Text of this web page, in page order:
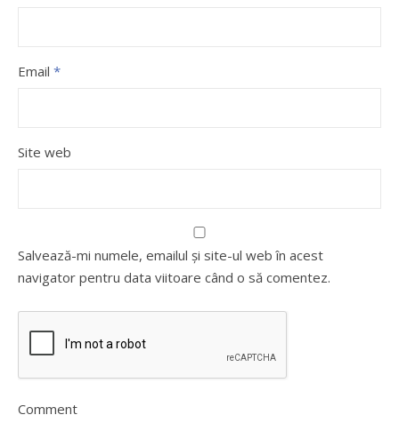
Email *
Site web
Salvează-mi numele, emailul și site-ul web în acest
navigator pentru data viitoare când o să comentez.
Comment